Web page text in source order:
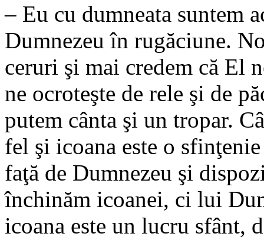
– Eu cu dumneata suntem
Dumnezeu în rugăciune.
ceruri şi mai credem că El
ne ocroteşte de rele şi de
putem cânta şi un tropar.
fel şi icoana este o
faţă de Dumnezeu şi
închinăm icoanei, ci lui
icoana este un lucru sfânt,